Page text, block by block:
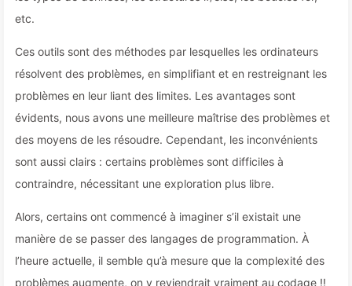
etc.
Ces outils sont des méthodes par lesquelles les ordinateurs
résolvent des problèmes, en simplifiant et en restreignant les
problèmes en leur liant des limites. Les avantages sont
évidents, nous avons une meilleure maîtrise des problèmes et
des moyens de les résoudre. Cependant, les inconvénients
sont aussi clairs : certains problèmes sont difficiles à
contraindre, nécessitant une exploration plus libre.
Alors, certains ont commencé à imaginer s’il existait une
manière de se passer des langages de programmation. À
l’heure actuelle, il semble qu’à mesure que la complexité des
problèmes augmente, on y reviendrait vraiment au codage !!